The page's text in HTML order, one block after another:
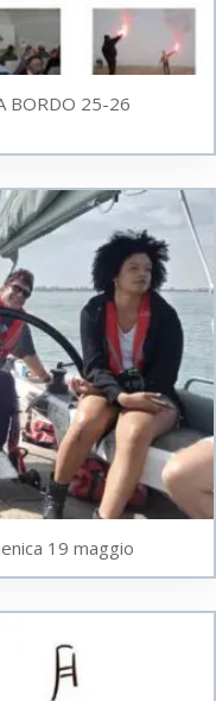
BORDO 25-26
19 maggio